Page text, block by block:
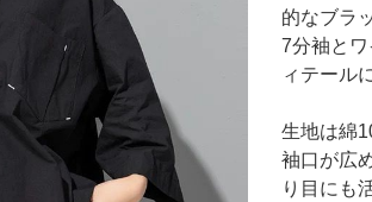
的なブラ
7分袖と
ィテール
生地は綿
袖口が広
り目にも